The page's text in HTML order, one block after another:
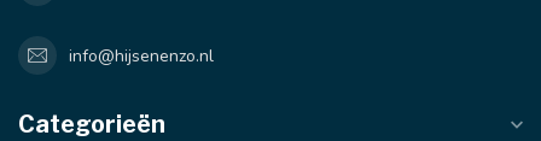
info@hijsenenzo.nl
Categorieën